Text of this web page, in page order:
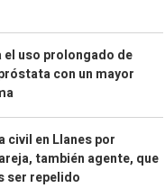
uso prolongado de
con un mayor
civil en Llanes por
también agente, que
ser repelido